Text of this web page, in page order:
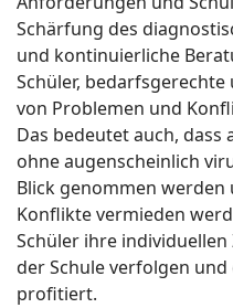
Schärfung des
und kontinuierliche
Schüler,
von Problemen und
Das bedeutet auch, dass
ohne augenscheinlich
Blick genommen
Konflikte vermieden
Schüler ihre
der Schule verfolgen
profitiert.